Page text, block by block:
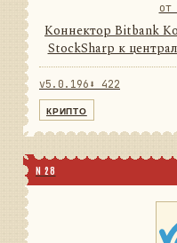
от
Коннектор Bitbank
StockSharp к
активов. Он
провайдера в
StockSharp,
v5.0.196 ⬇ 422
КРИПТО
N 28